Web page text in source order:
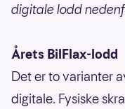
digitale lodd
Årets BilFlax-lodd
Det er to varianter
digitale. Fysiske